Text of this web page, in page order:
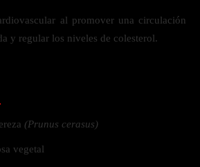
al promover una circulación
y regular los niveles de colesterol.
(Prunus cerasus)
vegetal